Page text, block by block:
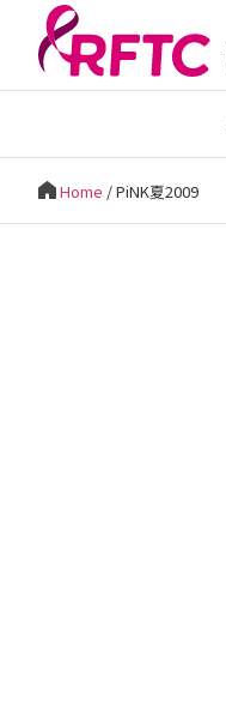
Home /PiNK夏2009